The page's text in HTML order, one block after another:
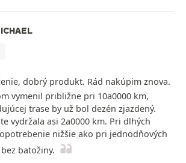
dobrý produkt. Rád nakúpim znova.
vymenil približne pri 10a0000 km,
trase by už bol dezén zjazdený.
vydržala asi 2a0000 km. Pri dlhých
nižšie ako pri jednodňových
batožiny.